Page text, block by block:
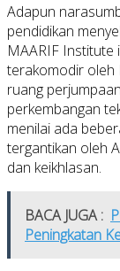
Adapun
pendidikan
MAARIF Institute
terakomodir oleh
ruang
perkembangan
menilai ada
tergantikan oleh
dan keikhlasan.
BACA JUGA :
Peningkatan